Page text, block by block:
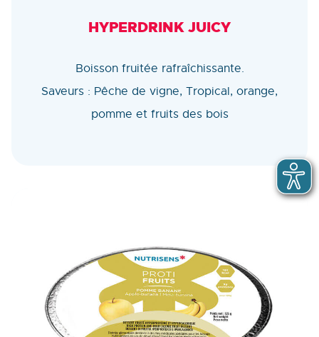
HYPERDRINK JUICY
Boisson fruitée rafraîchissante.
Saveurs : Pêche de vigne, Tropical, orange,
pomme et fruits des bois